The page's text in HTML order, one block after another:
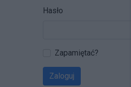
Hasło
Zapamiętać?
Zaloguj